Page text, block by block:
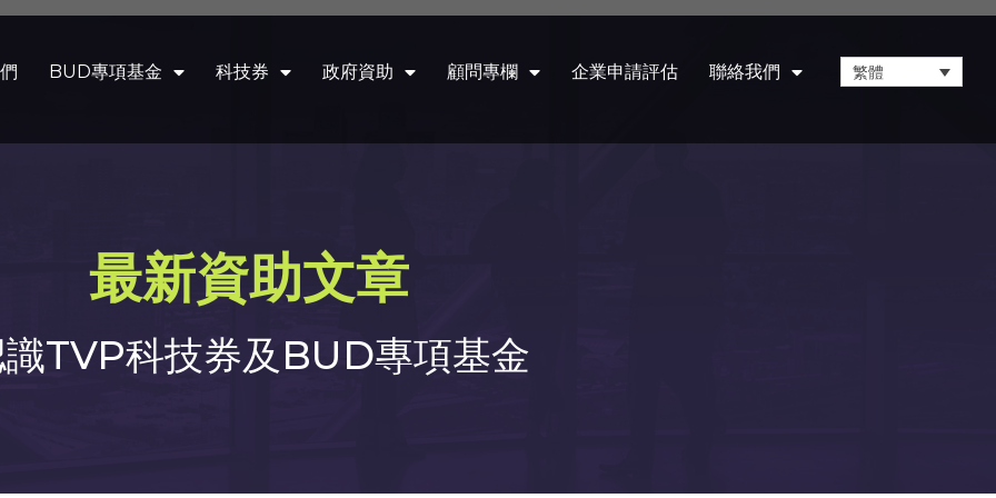
BUD專項基金 科技券 政府資助 顧問專欄 企業申請評估 聯絡我們 繁體
最新資助文章
TVP科技券及BUD專項基金